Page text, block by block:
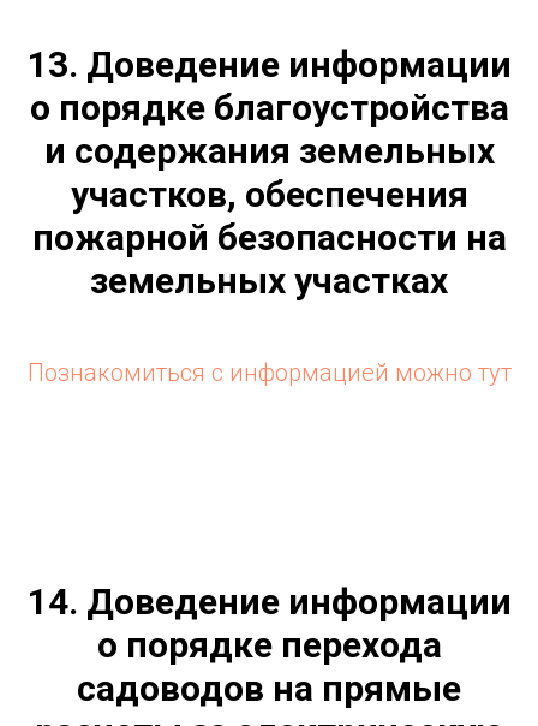
13. Доведение информации
о порядке благоустройства
и содержания земельных
участков, обеспечения
пожарной безопасности на
земельных участках
Познакомиться с информацией можно тут
14. Доведение информации
о порядке перехода
садоводов на прямые